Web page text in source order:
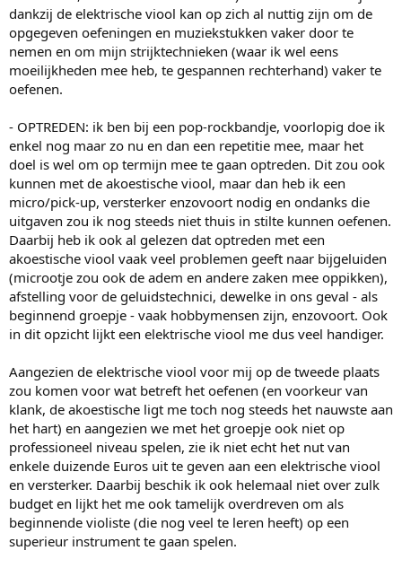
dankzij de elektrische viool kan op zich al nuttig zijn om de
opgegeven oefeningen en muziekstukken vaker door te
nemen en om mijn strijktechnieken (waar ik wel eens
moeilijkheden mee heb, te gespannen rechterhand) vaker te
oefenen.
- OPTREDEN: ik ben bij een pop-rockbandje, voorlopig doe ik
enkel nog maar zo nu en dan een repetitie mee, maar het
doel is wel om op termijn mee te gaan optreden. Dit zou ook
kunnen met de akoestische viool, maar dan heb ik een
micro/pick-up, versterker enzovoort nodig en ondanks die
uitgaven zou ik nog steeds niet thuis in stilte kunnen oefenen.
Daarbij heb ik ook al gelezen dat optreden met een
akoestische viool vaak veel problemen geeft naar bijgeluiden
(microotje zou ook de adem en andere zaken mee oppikken),
afstelling voor de geluidstechnici, dewelke in ons geval - als
beginnend groepje - vaak hobbymensen zijn, enzovoort. Ook
in dit opzicht lijkt een elektrische viool me dus veel handiger.
Aangezien de elektrische viool voor mij op de tweede plaats
zou komen voor wat betreft het oefenen (en voorkeur van
klank, de akoestische ligt me toch nog steeds het nauwste aan
het hart) en aangezien we met het groepje ook niet op
professioneel niveau spelen, zie ik niet echt het nut van
enkele duizende Euros uit te geven aan een elektrische viool
en versterker. Daarbij beschik ik ook helemaal niet over zulk
budget en lijkt het me ook tamelijk overdreven om als
beginnende violiste (die nog veel te leren heeft) op een
superieur instrument te gaan spelen.